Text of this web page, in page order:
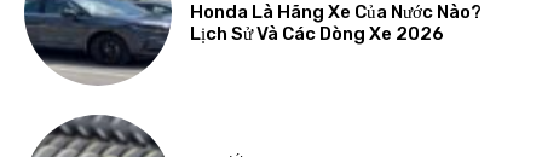
Honda Là Hãng Xe Của Nước Nào?
Lịch Sử Và Các Dòng Xe 2026